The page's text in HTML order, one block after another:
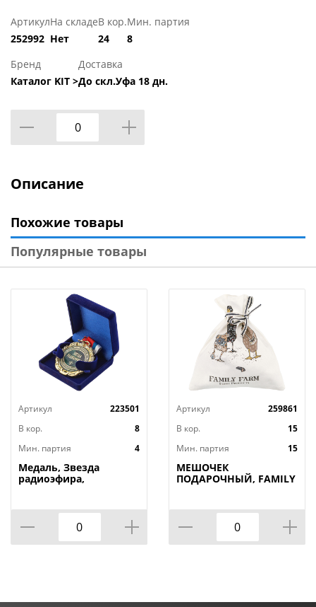
Артикул
252992
На складе
Нет
В кор.
24
Мин. партия
8
Бренд
Каталог KIT >
Доставка
До скл.Уфа 18 дн.
Описание
Похожие товары
Популярные товары
Артикул
223501
В кор.
8
Мин. партия
4
Медаль, Звезда
радиоэфира,
Артикул
259861
В кор.
15
Мин. партия
15
МЕШОЧЕК
ПОДАРОЧНЫЙ, FAMILY
ПРОПИТКА